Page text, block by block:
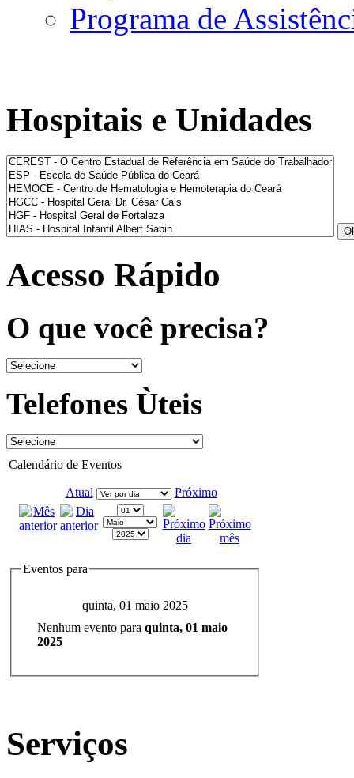
Programa de
Hospitais e Unidades
Acesso Rápido
O que você precisa?
Telefones Ùteis
Calendário de Eventos
Atual Próximo
Eventos para
quinta, 01 maio 2025
Nenhum evento para quinta, 01 maio
2025
Serviços